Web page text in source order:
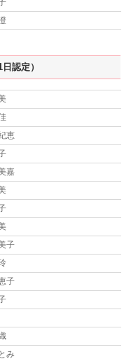
認定）
恵
嘉
子
子
み